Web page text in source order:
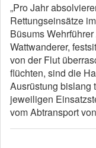
„Pro Jahr
Rettungseinsätze
Büsums
Wattwanderer,
von der Flut
flüchten, sind die
Ausrüstung bislang
jeweiligen
vom Abtransport